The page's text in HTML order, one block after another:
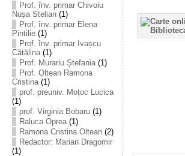
Prof. înv. primar Chivoiu
Nușa Stelian(1)
Prof. înv. primar Elena
Pintilie(1)
Prof. înv. primar Ivașcu
Cătălina(1)
Prof. Murariu Ștefania(1)
Prof. Oltean Ramona
Cristina(1)
prof. preuniv. Moțoc Lucica
(1)
prof. Virginia Bobaru(1)
Raluca Oprea(1)
Ramona Cristina Oltean(2)
Redactor: Marian Dragomir
(1)